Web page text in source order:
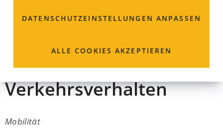
DATENSCHUTZ­EINSTELLUNGEN ANPASSEN
ALLE COOKIES AKZEPTIEREN
Informationskampagne
persönliches
Verkehrsverhalten
Mobilität